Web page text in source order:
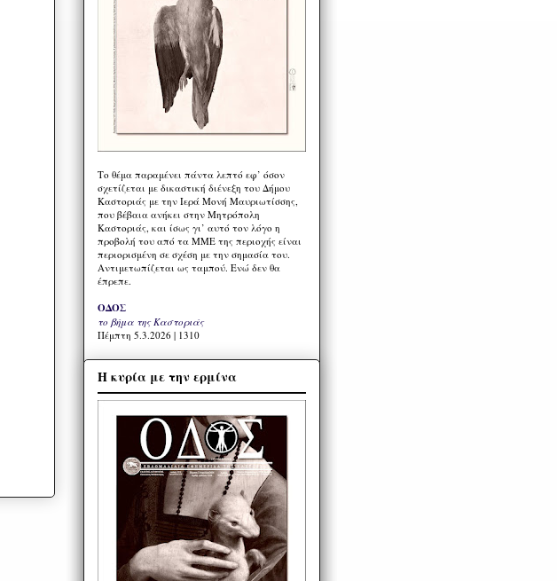
Το θέμα παραμένει πάντα λεπτό εφ’ όσον
σχετίζεται με δικαστική διένεξη του Δήμου
Καστοριάς με την Ιερά Μονή Μαυριωτίσσης,
που βέβαια ανήκει στην Μητρόπολη
Καστοριάς, και ίσως γι’ αυτό τον λόγο η
προβολή του από τα ΜΜΕ της περιοχής είναι
περιορισμένη σε σχέση με την σημασία του.
Αντιμετωπίζεται ως ταμπού. Ενώ δεν θα
έπρεπε.
ΟΔΟΣ
το βήμα της Καστοριάς
Πέμπτη 5.3.2026 | 1310
Η κυρία με την ερμίνα